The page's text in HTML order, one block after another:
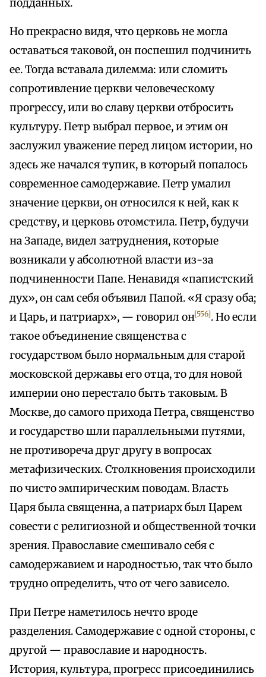
подданных.
Но прекрасно видя, что церковь не могла
оставаться таковой, он поспешил подчинить
ее. Тогда вставала дилемма: или сломить
сопротивление церкви человеческому
прогрессу, или во славу церкви отбросить
культуру. Петр выбрал первое, и этим он
заслужил уважение перед лицом истории, но
здесь же начался тупик, в который попалось
современное самодержавие. Петр умалил
значение церкви, он относился к ней, как к
средству, и церковь отомстила. Петр, будучи
на Западе, видел затруднения, которые
возникали у абсолютной власти из-за
подчиненности Папе. Ненавидя «папистский
дух», он сам себя объявил Папой. «Я сразу оба;
и Царь, и патриарх», — говорил он[556]. Но если
такое объединение священства с
государством было нормальным для старой
московской державы его отца, то для новой
империи оно перестало быть таковым. В
Москве, до самого прихода Петра, священство
и государство шли параллельными путями,
не противореча друг другу в вопросах
метафизических. Столкновения происходили
по чисто эмпирическим поводам. Власть
Царя была священна, а патриарх был Царем
совести с религиозной и общественной точки
зрения. Православие смешивало себя с
самодержавием и народностью, так что было
трудно определить, что от чего зависело.
При Петре наметилось нечто вроде
разделения. Самодержавие с одной стороны, с
другой — православие и народность.
История, культура, прогресс присоединились